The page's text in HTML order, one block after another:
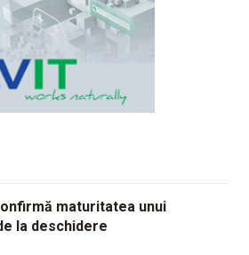
maturitatea unui
la deschidere